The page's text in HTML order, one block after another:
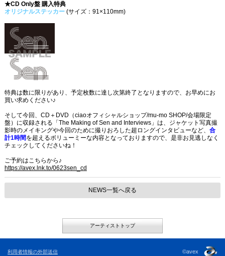
★CD Only盤 購入特典
オリジナルステッカー(サイズ：91×110mm)
特典は数に限りがあり、予定枚数に達し次第終了となりますので、お早めにお
買い求めください♪
そして今回、CD＋DVD（ciaoオフィシャルショップ/mu-mo SHOP/会場限定
盤）に収録される「The Making of Sen and Interviews」は、ジャケット写真撮
影時のメイキングや今回のために撮りおろした超ロングインタビューなど、 合
計1時間を超えるボリューミーな内容となっておりますので、是非お見逃しなく
チェックしてくださいね！
ご予約はこちらから♪
https://avex.lnk.to/0623sen_cd
NEWS一覧へ戻る
アーティストトップ
利用者情報の外部送信 ©avex